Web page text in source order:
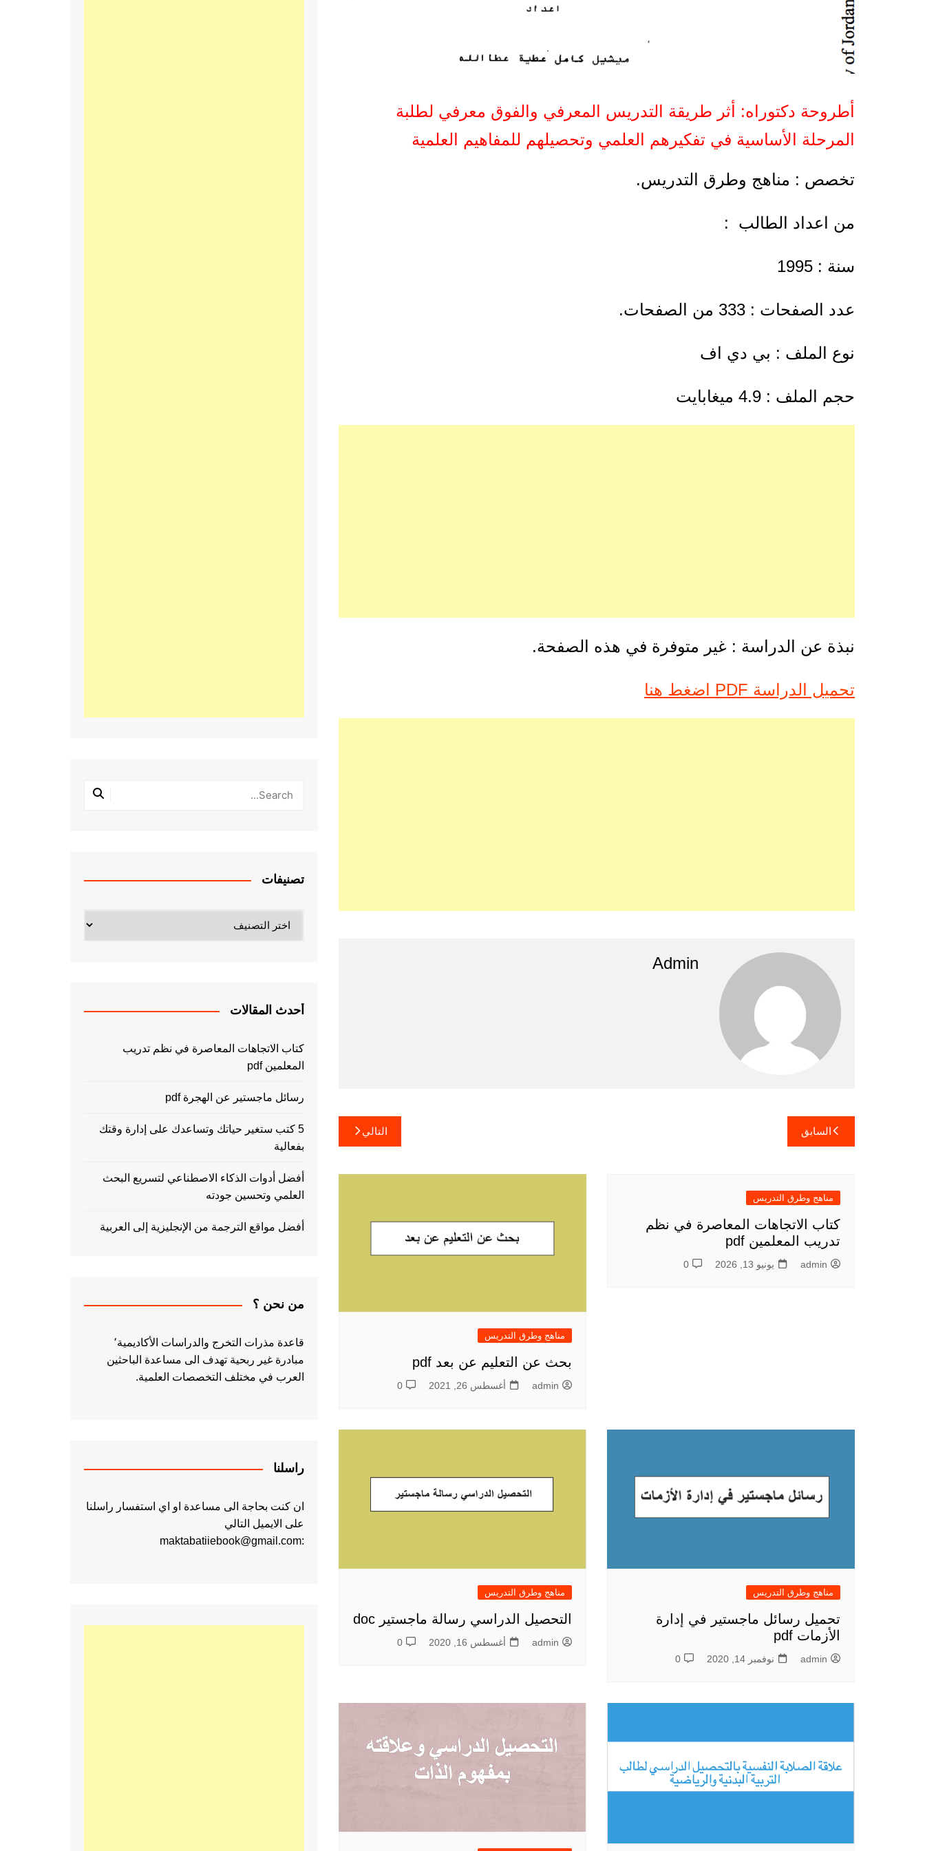
أطروحة دكتوراه: أثر طريقة التدريس المعرفي والفوق معرفي لطلبة
المرحلة الأساسية في تفكيرهم العلمي وتحصيلهم للمفاهيم العلمية
تخصص : مناهج وطرق التدريس.
من اعداد الطالب :
سنة : 1995
عدد الصفحات : 333 من الصفحات.
نوع الملف : بي دي اف
حجم الملف : 4.9 ميغابايت
نبذة عن الدراسة : غير متوفرة في هذه الصفحة.
تحميل الدراسة PDF اضغط هنا
Admin
تصفّح
المقالات
السابق التالي
مناهج وطرق التدريس
كتاب الاتجاهات المعاصرة في نظم
تدريب المعلمين pdf
admin يونيو 13, 2026 0
مناهج وطرق التدريس
بحث عن التعليم عن بعد pdf
admin أغسطس 26, 2021 0
مناهج وطرق التدريس
تحميل رسائل ماجستير في إدارة
الأزمات pdf
admin نوفمبر 14, 2020 0
مناهج وطرق التدريس
التحصيل الدراسي رسالة ماجستير doc
admin أغسطس 16, 2020 0
تصنيفات
أحدث المقالات
كتاب الاتجاهات المعاصرة في نظم تدريب
المعلمين pdf
رسائل ماجستير عن الهجرة pdf
5 كتب ستغير حياتك وتساعدك على إدارة وقتك
بفعالية
أفضل أدوات الذكاء الاصطناعي لتسريع البحث
العلمي وتحسين جودته
أفضل مواقع الترجمة من الإنجليزية إلى العربية
من نحن ؟
قاعدة مذرات التخرج والدراسات الأكاديمية٬
مبادرة غير ربحية تهدف الى مساعدة الباحثين
العرب في مختلف التخصصات العلمية.
راسلنا
ان كنت بحاجة الى مساعدة او اي استفسار راسلنا
على الايميل التالي
:maktabatiiebook@gmail.com